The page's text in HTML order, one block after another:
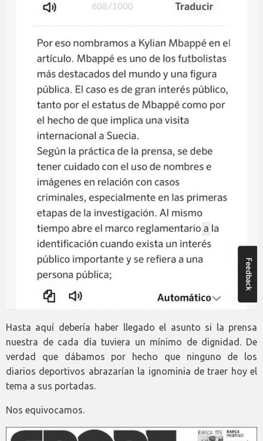
Hasta aquí debería haber llegado el asunto si la prensa
nuestra de cada día tuviera un mínimo de dignidad. De
verdad que dábamos por hecho que ninguno de los
diarios deportivos abrazarían la ignominia de traer hoy el
tema a sus portadas.
Nos equivocamos.